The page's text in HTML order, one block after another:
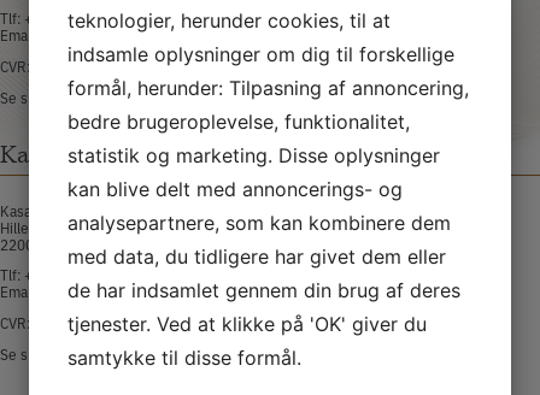
Tlf: +45 32 58 58 88​
Email:
amager@kasaisushi.dk
CVR: 36685743
Se smiley-rapport
Kasai Nørrebro
Kasai Sushi Nørrebro
Hillerødgade 23
2200 København N​
Tlf: +45 35 36 89 88​
Email:
norrebro@kasaisushi.dk
CVR: 30349938
Se smiley-rapport
teknologier, herunder cookies, til at
indsamle oplysninger om dig til forskellige
formål, herunder: Tilpasning af annoncering,
bedre brugeroplevelse, funktionalitet,
statistik og marketing. Disse oplysninger
kan blive delt med annoncerings- og
analysepartnere, som kan kombinere dem
med data, du tidligere har givet dem eller
de har indsamlet gennem din brug af deres
tjenester. Ved at klikke på 'OK' giver du
samtykke til disse formål.